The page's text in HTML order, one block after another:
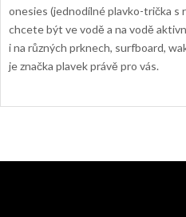
onesies (jednodílné plavko-trička s
chcete být ve vodě a na vodě
i na různých prknech, surfboard,
je značka plavek právě pro vás.